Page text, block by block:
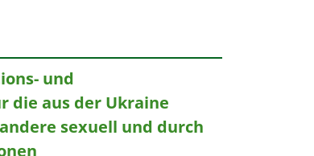
und
die aus der Ukraine
sexuell und durch